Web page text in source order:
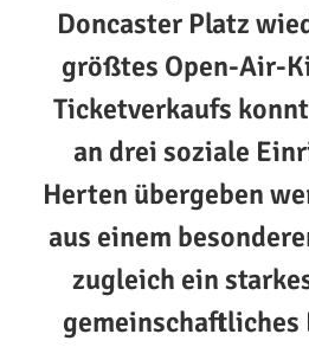
Doncaster Platz
größtes Open-Air-
Ticketverkaufs
an drei soziale
Herten übergeben
aus einem
zugleich ein
gemeinschaftliches